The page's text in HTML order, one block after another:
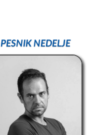
PESNIK NEDELJE